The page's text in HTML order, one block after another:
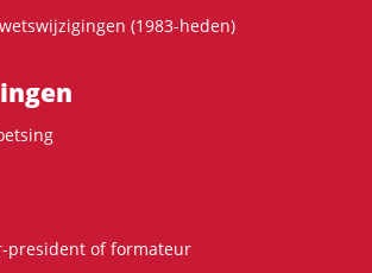
(1983-heden)
president of formateur